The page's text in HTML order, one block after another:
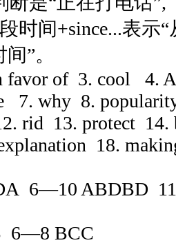
时间+since...表示“
间”。
favor of 3. cool
4.
7. why 8.
rid 13. protect 14.
18.
6—10 ABDBD 11
6—8 BCC